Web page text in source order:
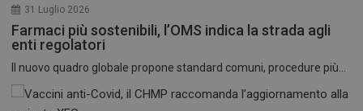
31 Luglio 2026
Farmaci più sostenibili, l’OMS indica la strada agli
enti regolatori
Il nuovo quadro globale propone standard comuni, procedure più...